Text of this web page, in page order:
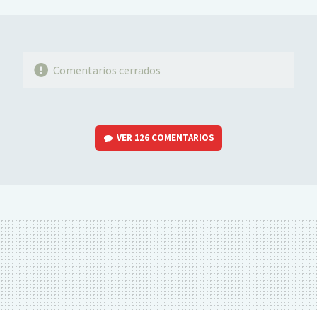
Comentarios cerrados
VER 126 COMENTARIOS